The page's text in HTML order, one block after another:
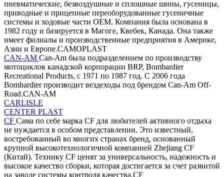
пневматические, безвоздушные и сплошные шины, гусеницы,
приводные и прицепные переоборудованные гусеничные
системы и ходовые части OEM. Компания была основана в
1982 году и базируется в Магоге, Квебек, Канада. Она также
имеет филиалы и производственные предприятия в Америке,
Азии и Европе.CAMOPLAST
CAN-AM Can-Am была подразделением по производству
мотоциклов канадской корпорации BRP, Bombardier
Recreational Products, с 1971 по 1987 год. С 2006 года
Bombardier производит вездеходы под брендом Can-Am Off-
Road.CAN-AM
CARLISLE
CENTER PLAST
CF Сама по себе марка CF для любителей активного отдыха
не нуждается в особом представлении. Это известный,
востребованный во многих странах бренд, основанный
крупной высокотехнологичной компанией Zhejiang CF
(Китай). Технику CF ценят за универсальность, надежность и
высокое качество сборки, которая достигается за счет развитой
на заводе системы контроля качества.CF